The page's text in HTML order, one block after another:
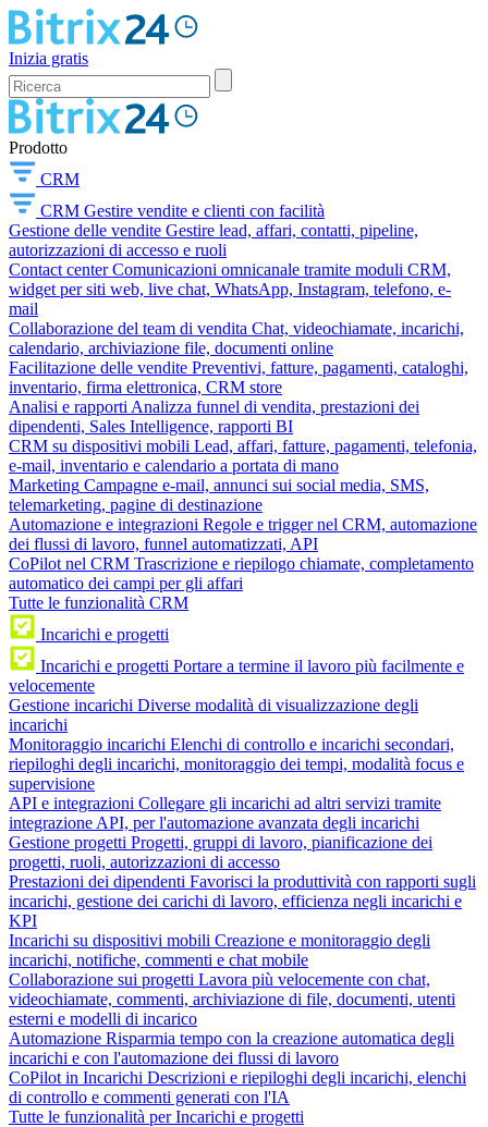
Inizia gratis
Prodotto
CRM
CRM Gestire vendite e clienti con facilità
Gestione delle vendite Gestire lead, affari, contatti, pipeline,
autorizzazioni di accesso e ruoli
Contact center Comunicazioni omnicanale tramite moduli CRM,
widget per siti web, live chat, WhatsApp, Instagram, telefono, e-
mail
Collaborazione del team di vendita Chat, videochiamate, incarichi,
calendario, archiviazione file, documenti online
Facilitazione delle vendite Preventivi, fatture, pagamenti, cataloghi,
inventario, firma elettronica, CRM store
Analisi e rapporti Analizza funnel di vendita, prestazioni dei
dipendenti, Sales Intelligence, rapporti BI
CRM su dispositivi mobili Lead, affari, fatture, pagamenti, telefonia,
e-mail, inventario e calendario a portata di mano
Marketing Campagne e-mail, annunci sui social media, SMS,
telemarketing, pagine di destinazione
Automazione e integrazioni Regole e trigger nel CRM, automazione
dei flussi di lavoro, funnel automatizzati, API
CoPilot nel CRM Trascrizione e riepilogo chiamate, completamento
automatico dei campi per gli affari
Tutte le funzionalità CRM
Incarichi e progetti
Incarichi e progetti Portare a termine il lavoro più facilmente e
velocemente
Gestione incarichi Diverse modalità di visualizzazione degli
incarichi
Monitoraggio incarichi Elenchi di controllo e incarichi secondari,
riepiloghi degli incarichi, monitoraggio dei tempi, modalità focus e
supervisione
API e integrazioni Collegare gli incarichi ad altri servizi tramite
integrazione API, per l'automazione avanzata degli incarichi
Gestione progetti Progetti, gruppi di lavoro, pianificazione dei
progetti, ruoli, autorizzazioni di accesso
Prestazioni dei dipendenti Favorisci la produttività con rapporti sugli
incarichi, gestione dei carichi di lavoro, efficienza negli incarichi e
KPI
Incarichi su dispositivi mobili Creazione e monitoraggio degli
incarichi, notifiche, commenti e chat mobile
Collaborazione sui progetti Lavora più velocemente con chat,
videochiamate, commenti, archiviazione di file, documenti, utenti
esterni e modelli di incarico
Automazione Risparmia tempo con la creazione automatica degli
incarichi e con l'automazione dei flussi di lavoro
CoPilot in Incarichi Descrizioni e riepiloghi degli incarichi, elenchi
di controllo e commenti generati con l'IA
Tutte le funzionalità per Incarichi e progetti